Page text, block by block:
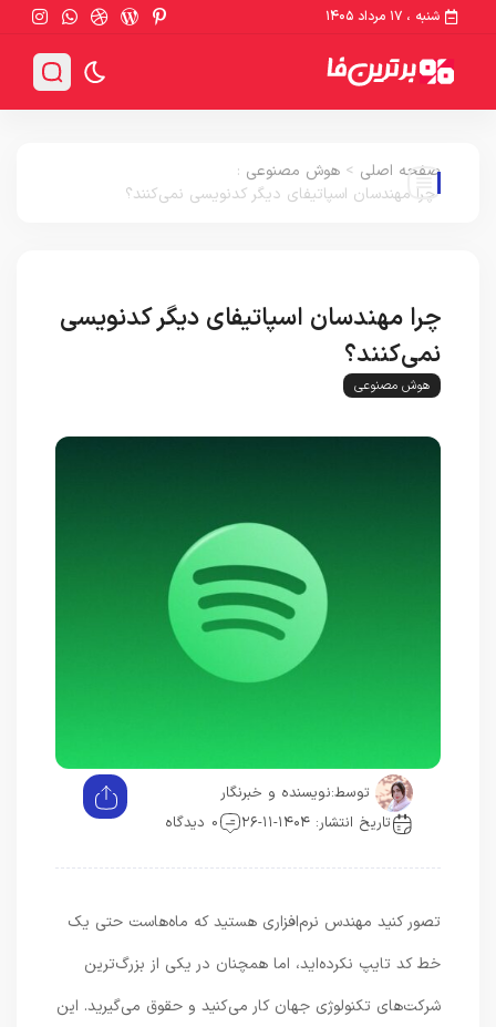
شنبه ، ۱۷ مرداد ۱۴۰۵
صفحه اصلی > هوش مصنوعی :
چرا مهندسان اسپاتیفای دیگر کدنویسی نمی‌کنند؟
چرا مهندسان اسپاتیفای دیگر کدنویسی
نمی‌کنند؟
هوش مصنوعی
توسط: نویسنده و خبرنگار
تاریخ انتشار: ۱۴۰۴-۱۱-۲۶
0 دیدگاه
تصور کنید مهندس نرم‌افزاری هستید که ماه‌هاست حتی یک
خط کد تایپ نکرده‌اید، اما همچنان در یکی از بزرگ‌ترین
شرکت‌های تکنولوژی جهان کار می‌کنید و حقوق می‌گیرید. این